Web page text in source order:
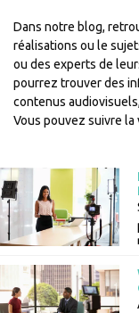
Dans notre blog,
réalisations ou le
ou des experts de
pourrez trouver des
contenus
Vous pouvez suivre